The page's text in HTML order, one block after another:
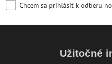
Chcem sa prihlásiť k odberu
Užitočné